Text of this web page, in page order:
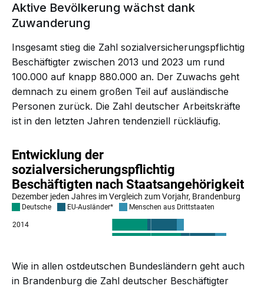
Aktive Bevölkerung wächst dank
Zuwanderung
Insgesamt stieg die Zahl sozialversicherungspflichtig
Beschäftigter zwischen 2013 und 2023 um rund
100.000 auf knapp 880.000 an. Der Zuwachs geht
demnach zu einem großen Teil auf ausländische
Personen zurück. Die Zahl deutscher Arbeitskräfte
ist in den letzten Jahren tendenziell rückläufig.
Wie in allen ostdeutschen Bundesländern geht auch
in Brandenburg die Zahl deutscher Beschäftigter